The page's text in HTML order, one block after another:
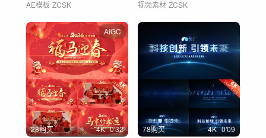
AE模板 ZCSK 视频素材 ZCSK
AIGC
28购买 4K 0'32 78购买 4K 0'09